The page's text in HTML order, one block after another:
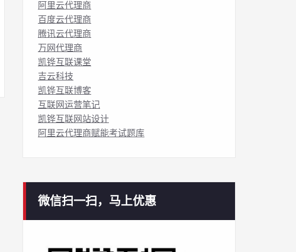
阿里云代理商
百度云代理商
腾讯云代理商
万网代理商
凯铧互联课堂
吉云科技
凯铧互联博客
互联网运营笔记
凯铧互联网站设计
阿里云代理商赋能考试题库
微信扫一扫，马上优惠